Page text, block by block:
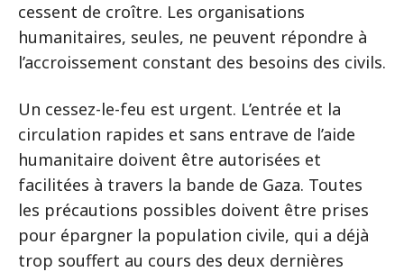
cessent de croître. Les organisations
humanitaires, seules, ne peuvent répondre à
l’accroissement constant des besoins des civils.
Un cessez-le-feu est urgent. L’entrée et la
circulation rapides et sans entrave de l’aide
humanitaire doivent être autorisées et
facilitées à travers la bande de Gaza. Toutes
les précautions possibles doivent être prises
pour épargner la population civile, qui a déjà
trop souffert au cours des deux dernières